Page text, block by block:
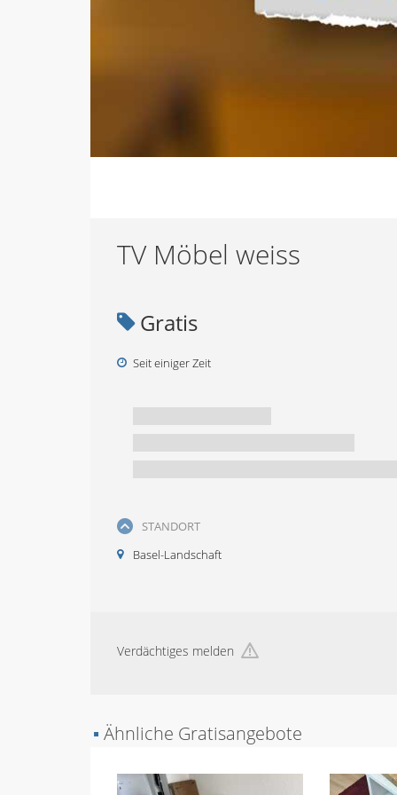
TV Möbel weiss
Gratis
Seit einiger Zeit
STANDORT
Basel-Landschaft
Verdächtiges melden
▪ Ähnliche Gratisangebote